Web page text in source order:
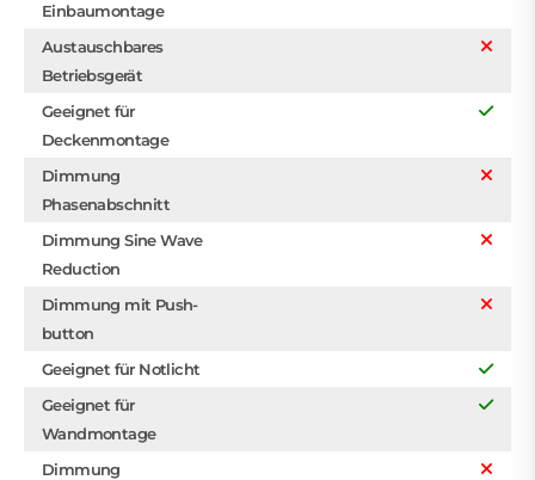
Einbaumontage
Austauschbares
Betriebsgerät
Geeignet für
Deckenmontage
Dimmung
Phasenabschnitt
Dimmung Sine Wave
Reduction
Dimmung mit Push-
button
Geeignet für Notlicht
Geeignet für
Wandmontage
Dimmung